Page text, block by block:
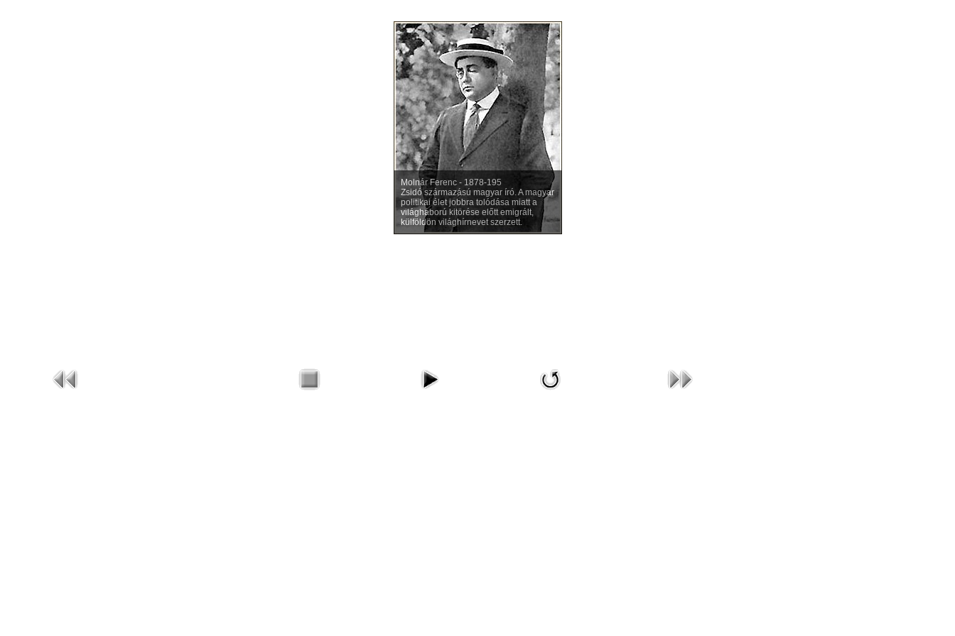
Molnár Ferenc - 1878-195
Zsidó származású magyar író. A magyar
politikai élet jobbra tolódása miatt a
világháború kitörése előtt emigrált,
külföldön világhírnevet szerzett.